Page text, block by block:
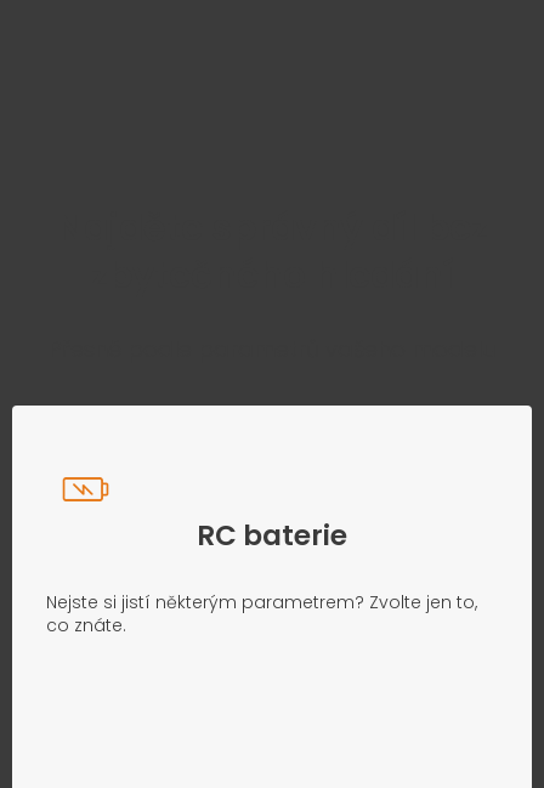
RC baterie
Nejste si jistí některým parametrem? Zvolte jen to,
co znáte.